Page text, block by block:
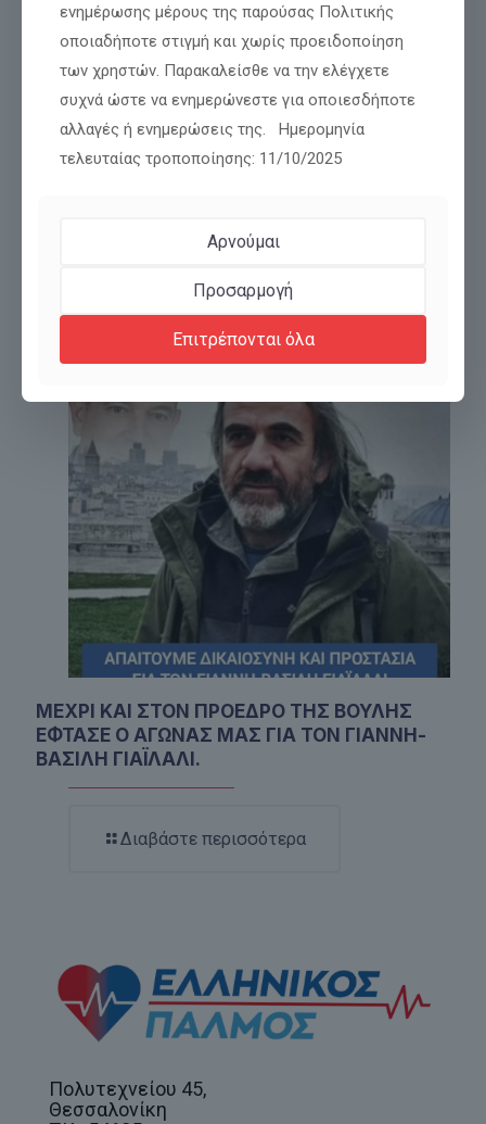
ΑΡΝΙΑ ΚΑΙ ΑΠΟ ΚΟΡΑΚΙΑ ΠΕΡΙΣΤΕΡΙΑ.
ΜΕΧΡΙ ΚΑΙ ΣΤΟΝ ΠΡΟΕΔΡΟ ΤΗΣ ΒΟΥΛΗΣ
ΕΦΤΑΣΕ Ο ΑΓΩΝΑΣ ΜΑΣ ΓΙΑ ΤΟΝ ΓΙΑΝΝΗ-
ΒΑΣΙΛΗ ΓΙΑΪΛΑΛΙ.
Διαβάστε περισσότερα
Πολυτεχνείου 45,
Θεσσαλονίκη
ενημέρωσης μέρους της παρούσας Πολιτικής
οποιαδήποτε στιγμή και χωρίς προειδοποίηση
των χρηστών. Παρακαλείσθε να την ελέγχετε
συχνά ώστε να ενημερώνεστε για οποιεσδήποτε
αλλαγές ή ενημερώσεις της. Ημερομηνία
τελευταίας τροποποίησης: 11/10/2025
Αρνούμαι
Προσαρμογή
Επιτρέπονται όλα